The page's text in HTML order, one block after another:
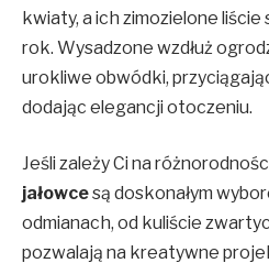
kwiaty, a ich zimozielone
rok. Wysadzone wzdłuż
urokliwe obwódki,
dodając elegancji otoczeniu.
Jeśli zależy Ci na
jałowcesą doskonałym
odmianach, od kuliście
pozwalają na kreatywne